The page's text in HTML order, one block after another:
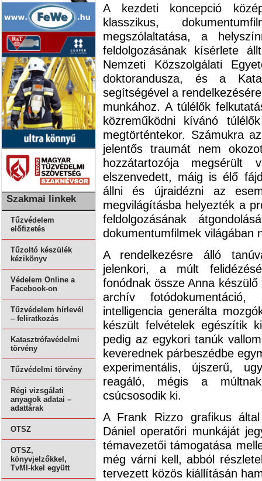
Szakmai linkek
Tűzvédelem
előfizetés
Tűzoltó készülék
kézikönyv
Védelem Online a
Facebook-on
Tűzvédelem hírlevél
– feliratkozás
Katasztrófavédelmi
törvény
Tűzvédelmi törvény
Régi vizsgálati
anyagok adatai –
adattárak
OTSZ
OTSZ,
könyvjelzőkkel,
TvMI-kkel együtt
A kezdeti koncepció
klasszikus,
megszólaltatása, a
feldolgozásának kísérlete
Nemzeti Közszolgálati
doktorandusza, és a
segítségével a
munkához. A túlélők
közreműködni kívánó
megtörténtekor. Számukra
jelentős traumát nem
hozzátartozója
elszenvedett, máig is élő
állni és újraidézni az
megvilágításba helyezték a
feldolgozásának
dokumentumfilmek világában
A rendelkezésre álló
jelenkori, a múlt
fonódnak össze Anna
archív
intelligencia generálta
készült felvételek egészítik
pedig az egykori tanúk
keverednek párbeszédbe
experimentális, újszerű,
reagáló, mégis a
csúcsosodik ki.
A Frank Rizzo grafikus
Dániel operatőri munkáját
témavezetői támogatása
még várni kell, abból
tervezett közös kiállításán